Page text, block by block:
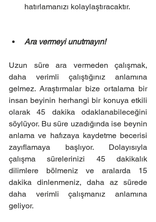
hatırlamanızı kolaylaştıracaktır.
Ara vermeyi unutmayın!
Uzun süre ara vermeden çalışmak,
daha verimli çalıştığınız anlamına
gelmez. Araştırmalar bize ortalama bir
insan beyinin herhangi bir konuya etkili
olarak 45 dakika odaklanabileceğini
söylüyor. Bu süre uzadığında ise beynin
anlama ve hafızaya kaydetme becerisi
zayıflamaya başlıyor. Dolayısıyla
çalışma sürelerinizi 45 dakikalık
dilimlere bölmeniz ve aralarda 15
dakika dinlenmeniz, daha az sürede
daha verimli çalışmanız anlamına
geliyor.